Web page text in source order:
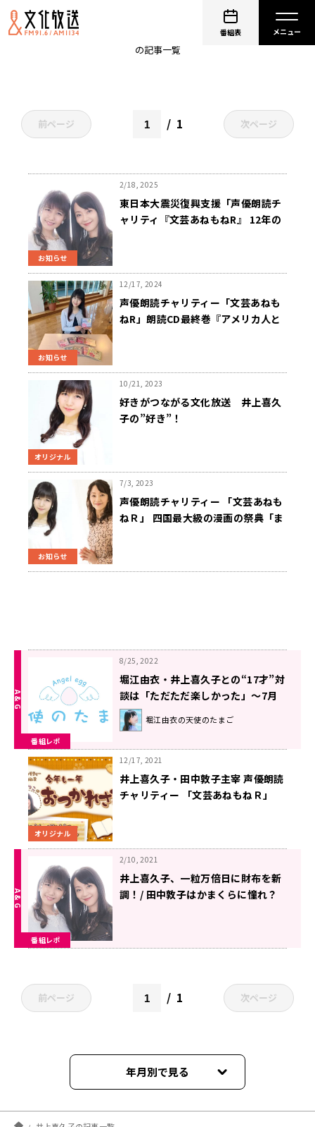
番組表
の記事一覧
前ページ 1 次ページ
お知らせ
2/18, 2025
東日本大震災復興支援「声優朗読チ
ャリティ『文芸あねもねR』 12年の
お知らせ
12/17, 2024
声優朗読チャリティー「文芸あねも
ねR」朗読CD最終巻『アメリカ人と
寄付
オリジナル
10/21, 2023
好きがつながる文化放送 井上喜久
子の”好き”！
お知らせ
7/3, 2023
声優朗読チャリティー 「文芸あねも
ねＲ」 四国最大級の漫画の祭典「ま
番組レポ
8/25, 2022
堀江由衣・井上喜久子との“17才”対
談は「ただただ楽しかった」〜7月
29日「堀江由衣の天使のたまご」
堀江由衣の天使のたまご
オリジナル
12/17, 2021
井上喜久子・田中敦子主宰 声優朗読
チャリティー 「文芸あねもねＲ」
番組レポ
2/10, 2021
井上喜久子、一粒万倍日に財布を新
調！/ 田中敦子はかまくらに憧れ？
前ページ 1 次ページ
年月別で見る
2025年02月